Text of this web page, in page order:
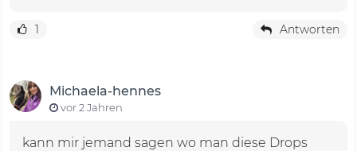
1 Antworten
Michaela-hennes
vor 2 Jahren
kann mir jemand sagen wo man diese Drops